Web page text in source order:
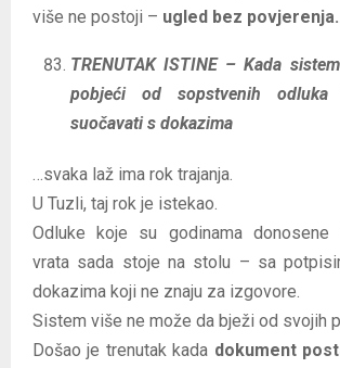
više ne postoji – ugled bez
TRENUTAK ISTINE – Kada
pobjeći od sopstvenih
suočavati s dokazima
…svaka laž ima rok trajanja.
U Tuzli, taj rok je istekao.
Odluke koje su godinama donosene
vrata sada stoje na stolu – sa
dokazima koji ne znaju za izgovore.
Sistem više ne može da bježi od svojih
Došao je trenutak kada dokument